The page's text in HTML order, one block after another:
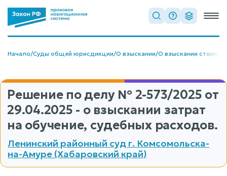
Начало/Суды общей юрисдикции/О взыскании/О взыскании
Решение по делу № 2-573/2025 от
29.04.2025 - о взыскании затрат
на обучение, судебных расходов.
Ленинский районный суд г. Комсомольска-
на-Амуре (Хабаровский край)